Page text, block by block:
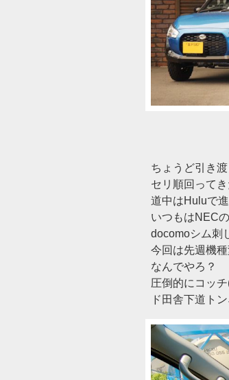
ちょうど引き
セリ順回って
道中はHuluで
いつもはNEC
docomoシム刺
今回は先週機
なんでやろ？
圧倒的にコッ
ド田舎下道ト